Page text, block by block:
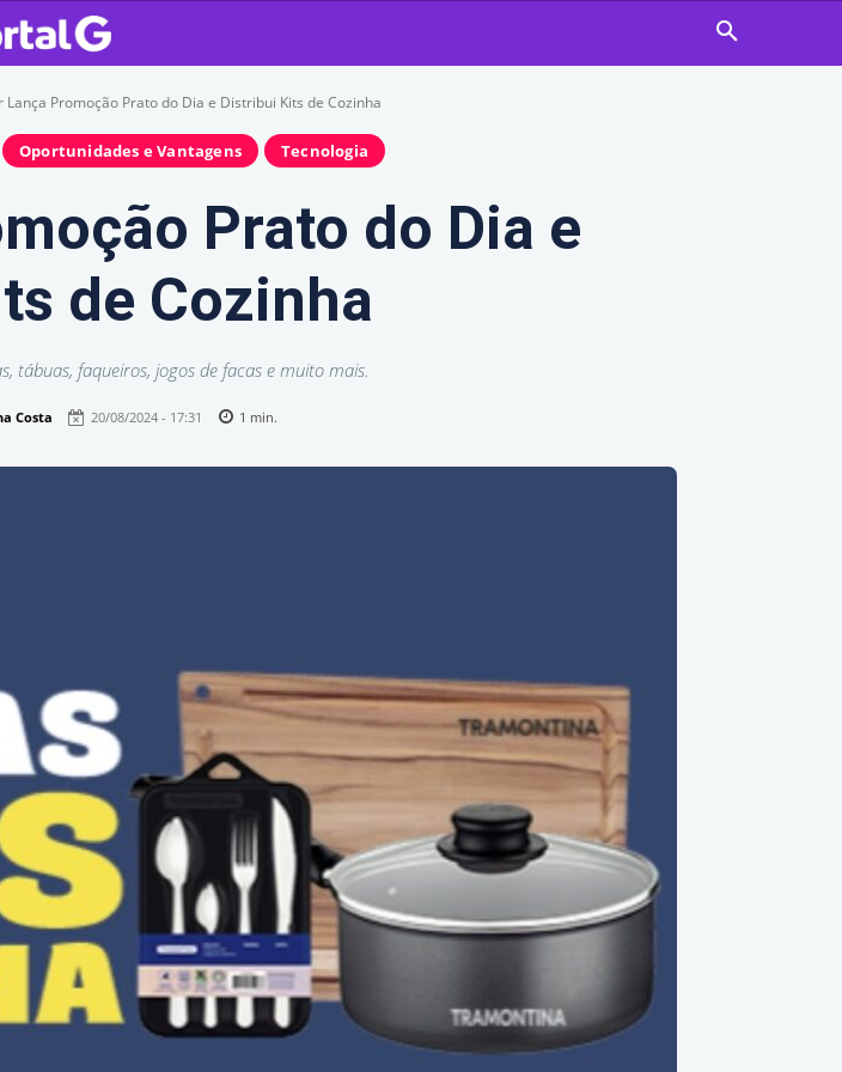
Lança Promoção Prato do Dia e Distribui Kits de Cozinha
Oportunidades e Vantagens Tecnologia
Prato do Dia e
de Cozinha
tábuas, faqueiros, jogos de facas e muito mais.
Costa 20/08/2024 - 17:31 1 min.